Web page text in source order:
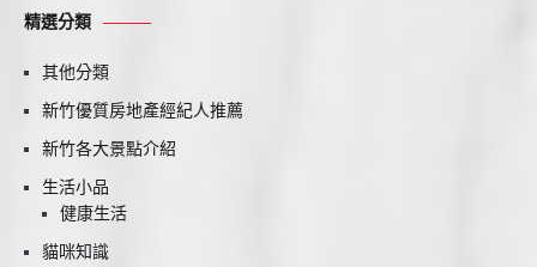
精選分類
其他分類
新竹優質房地產經紀人推薦
新竹各大景點介紹
生活小品
健康生活
貓咪知識